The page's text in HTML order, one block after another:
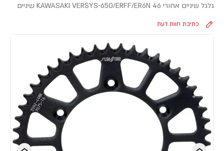
גלגל שיניים אחורי KAWASAKI VERSYS-650/ERFF/ER6N 46 שיניים
כתיבת חוות דעת